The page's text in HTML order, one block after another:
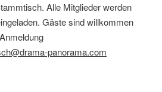
Alle Mitglieder werden
Gäste sind willkommen
panorama.com